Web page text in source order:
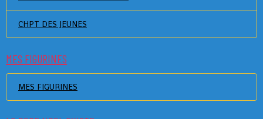
CHPT DES JEUNES
MES FIGURINES
MES FIGURINES